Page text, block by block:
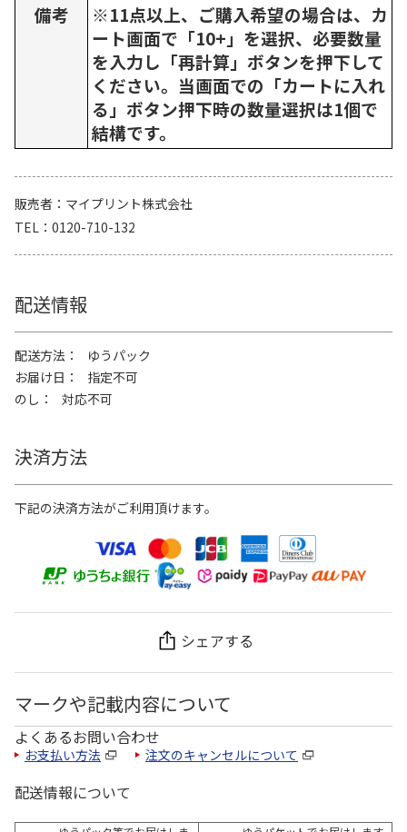
備考
※11点以上、ご購入希望の場合は、カ
ート画面で「10+」を選択、必要数量
を入力し「再計算」ボタンを押下して
ください。当画面での「カートに入れ
る」ボタン押下時の数量選択は1個で
結構です。
販売者
マイプリント株式会社
TEL
0120-710-132
配送情報
配送方法
ゆうパック
お届け日
指定不可
のし
対応不可
決済方法
下記の決済方法がご利用頂けます。
シェアする
マークや記載内容について
よくあるお問い合わせ
お支払い方法 注文のキャンセルについて
配送情報について